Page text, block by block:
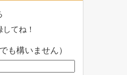
てね！
も構いません）